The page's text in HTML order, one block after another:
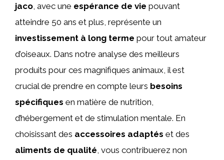
jaco , avec une espérance de vie pouvant
atteindre 50 ans et plus, représente un
investissement à long terme pour tout amateur
d’oiseaux. Dans notre analyse des meilleurs
produits pour ces magnifiques animaux, il est
crucial de prendre en compte leurs besoins
spécifiques en matière de nutrition,
d’hébergement et de stimulation mentale. En
choisissant des accessoires adaptés et des
aliments de qualité , vous contribuerez non